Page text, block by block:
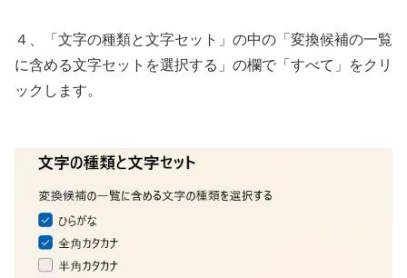
４、「文字の種類と文字セット」の中の「変換候補の一覧
に含める文字セットを選択する」の欄で「すべて」をクリ
ックします。